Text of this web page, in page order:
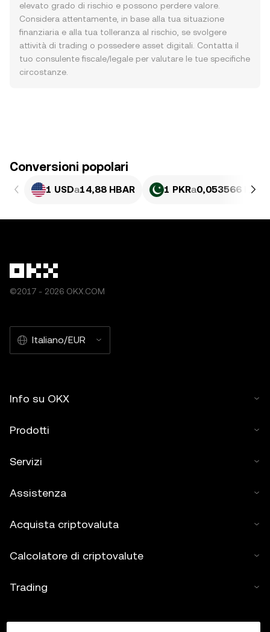
elevato grado di rischio e possono perdere valore.
Considera attentamente, in base alla tua situazione
finanziaria e alla tua tolleranza al rischio, se svolgere
attività di trading o possedere asset digitali. Contatta il
tuo consulente fiscale/legale per valutare le tue specifiche
circostanze.
Conversioni popolari
1 USDa14,88 HBAR 1 PKRa0,053566 HBAR
©2017 - 2026 OKX.COM
Italiano/EUR
Info su OKX
Prodotti
Servizi
Assistenza
Acquista criptovaluta
Calcolatore di criptovalute
Trading